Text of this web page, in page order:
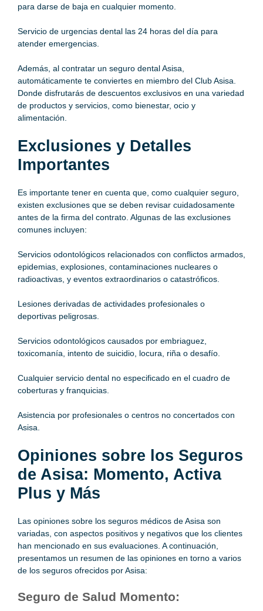
para darse de baja en cualquier momento.
Servicio de urgencias dental las 24 horas del día para
atender emergencias.
Además, al contratar un seguro dentalAsisa,
automáticamente te conviertes en miembro del ClubAsisa
Donde disfrutarás de descuentos exclusivos en una variedad
de productos y servicios, como bienestar, ocio y
alimentación.
Exclusiones y Detalles
Importantes
Es importante tener en cuenta que, como cualquier seguro,
existen exclusiones que se deben revisar cuidadosamente
antes de la firma del contrato. Algunas de las exclusiones
comunes incluyen:
Servicios odontológicos relacionados con conflictos armados,
epidemias, explosiones, contaminaciones nucleares o
radioactivas, y eventos extraordinarios o catastróficos.
Lesiones derivadas de actividades profesionales o
deportivas peligrosas.
Servicios odontológicos causados por embriaguez,
toxicomanía, intento de suicidio, locura, riña o desafío.
Cualquier servicio dental no especificado en el cuadro de
coberturas y franquicias.
Asistencia por profesionales o centros no concertados con
Asisa.
Opiniones sobre los Seguros
de Asisa: Momento, Activa
Plus y Más
Las opiniones sobre los seguros médicos de Asisa son
variadas, con aspectos positivos y negativos que los clientes
han mencionado en sus evaluaciones. A continuación,
presentamos un resumen de las opiniones en torno a varios
de los seguros ofrecidos por Asisa:
Seguro de Salud Momento: